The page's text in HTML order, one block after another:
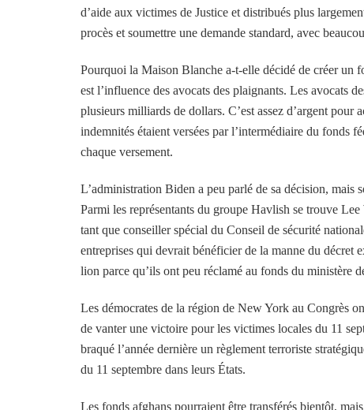
d’aide aux victimes de Justice et distribués plus
procès et soumettre une demande standard, avec
Pourquoi la Maison Blanche a-t-elle décidé de créer un
est l’influence des avocats des plaignants. Les avocats
plusieurs milliards de dollars. C’est assez d’argent pour
indemnités étaient versées par l’intermédiaire du fonds
chaque versement.
L’administration Biden a peu parlé de sa décision, mais
Parmi les représentants du groupe Havlish se trouve
tant que conseiller spécial du Conseil de sécurité
entreprises qui devrait bénéficier de la manne du
lion parce qu’ils ont peu réclamé au fonds du ministère
Les démocrates de la région de New York au Congrès
de vanter une victoire pour les victimes locales du 11
braqué l’année dernière un règlement terroriste
du 11 septembre dans leurs États.
Les fonds afghans pourraient être transférés bientôt,